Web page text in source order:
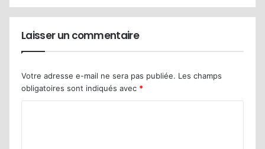
Laisser un commentaire
Votre adresse e-mail ne sera pas publiée. Les champs
obligatoires sont indiqués avec *